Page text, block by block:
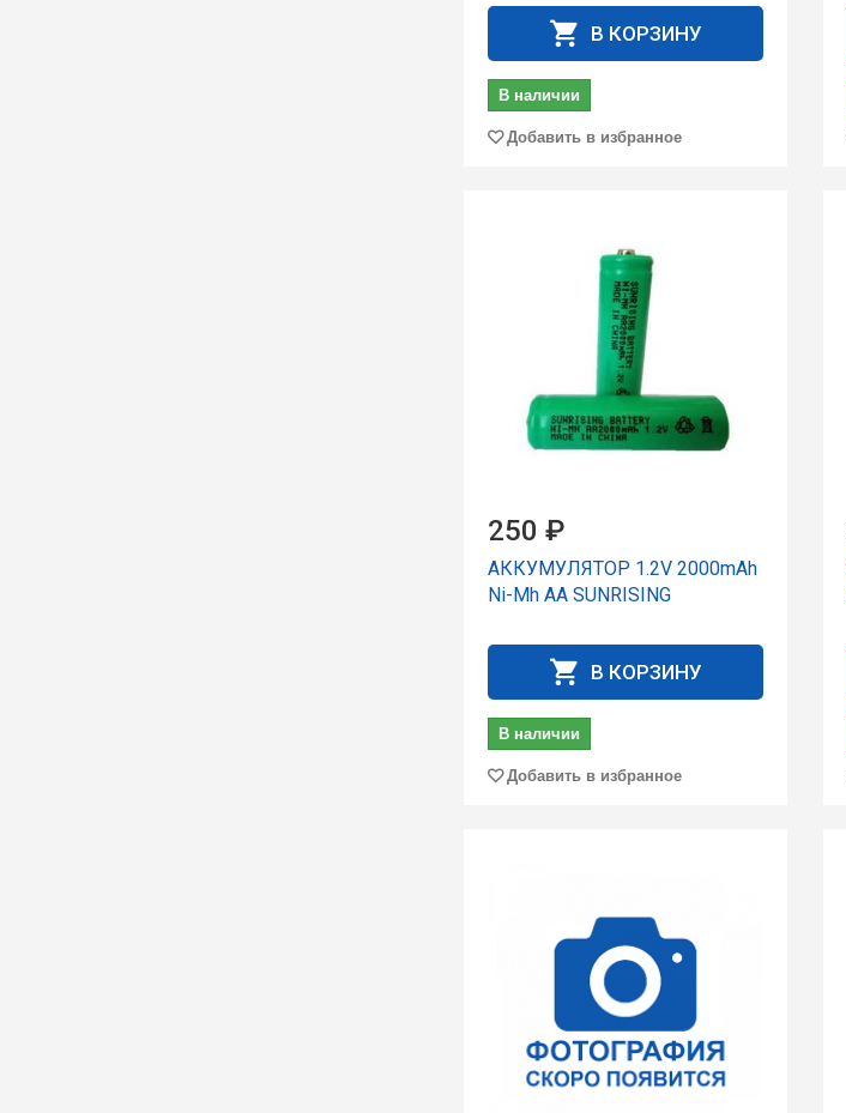
В КОРЗИНУ
В наличии
Добавить в избранное
250 ₽
АККУМУЛЯТОР 1.2V 2000mAh
Ni-Mh AA SUNRISING
В КОРЗИНУ
В наличии
Добавить в избранное